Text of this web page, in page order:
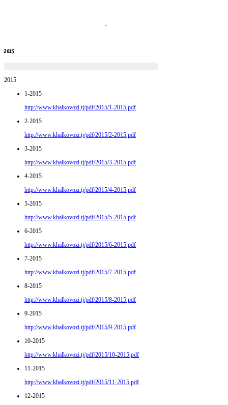
2015
2015
1-2015
http://www.khalkovozi.tj/pdf/2015/1-2015.pdf
2-2015
http://www.khalkovozi.tj/pdf/2015/2-2015.pdf
3-2015
http://www.khalkovozi.tj/pdf/2015/3-2015.pdf
4-2015
http://www.khalkovozi.tj/pdf/2015/4-2015.pdf
5-2015
http://www.khalkovozi.tj/pdf/2015/5-2015.pdf
6-2015
http://www.khalkovozi.tj/pdf/2015/6-2015.pdf
7-2015
http://www.khalkovozi.tj/pdf/2015/7-2015.pdf
8-2015
http://www.khalkovozi.tj/pdf/2015/8-2015.pdf
9-2015
http://www.khalkovozi.tj/pdf/2015/9-2015.pdf
10-2015
http://www.khalkovozi.tj/pdf/2015/10-2015.pdf
11-2015
http://www.khalkovozi.tj/pdf/2015/11-2015.pdf
12-2015